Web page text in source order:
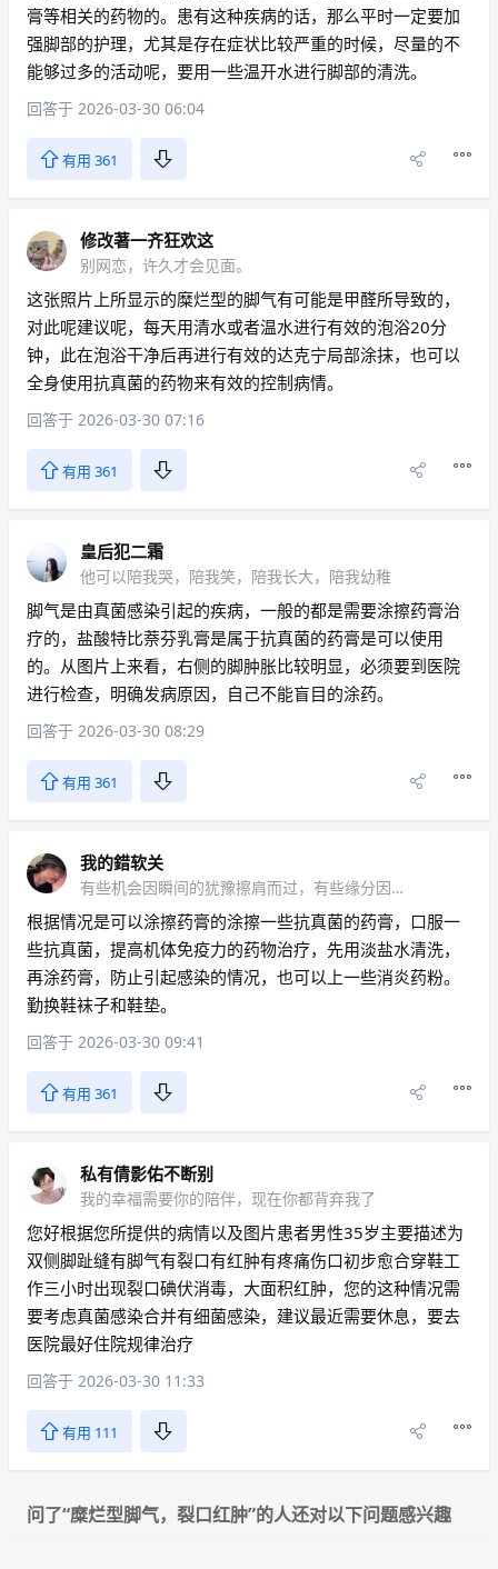
膏等相关的药物的。患有这种疾病的话，那么平时一定要加
强脚部的护理，尤其是存在症状比较严重的时候，尽量的不
能够过多的活动呢，要用一些温开水进行脚部的清洗。
回答于 2026-03-30 06:04
有用 361
修改著一齐狂欢这
别网恋，许久才会见面。
这张照片上所显示的糜烂型的脚气有可能是甲醛所导致的，
对此呢建议呢，每天用清水或者温水进行有效的泡浴20分
钟，此在泡浴干净后再进行有效的达克宁局部涂抹，也可以
全身使用抗真菌的药物来有效的控制病情。
回答于 2026-03-30 07:16
有用 361
皇后犯二霜
他可以陪我哭，陪我笑，陪我长大，陪我幼稚
脚气是由真菌感染引起的疾病，一般的都是需要涂擦药膏治
疗的，盐酸特比萘芬乳膏是属于抗真菌的药膏是可以使用
的。从图片上来看，右侧的脚肿胀比较明显，必须要到医院
进行检查，明确发病原因，自己不能盲目的涂药。
回答于 2026-03-30 08:29
有用 361
我的錯软关
有些机会因瞬间的犹豫擦肩而过，有些缘分因一时的任性滑落指间
根据情况是可以涂擦药膏的涂擦一些抗真菌的药膏，口服一
些抗真菌，提高机体免疫力的药物治疗，先用淡盐水清洗，
再涂药膏，防止引起感染的情况，也可以上一些消炎药粉。
勤换鞋袜子和鞋垫。
回答于 2026-03-30 09:41
有用 361
私有倩影佑不断别
我的幸福需要你的陪伴，现在你都背弃我了
您好根据您所提供的病情以及图片患者男性35岁主要描述为
双侧脚趾缝有脚气有裂口有红肿有疼痛伤口初步愈合穿鞋工
作三小时出现裂口碘伏消毒，大面积红肿，您的这种情况需
要考虑真菌感染合并有细菌感染，建议最近需要休息，要去
医院最好住院规律治疗
回答于 2026-03-30 11:33
有用 111
问了“糜烂型脚气，裂口红肿”的人还对以下问题感兴趣